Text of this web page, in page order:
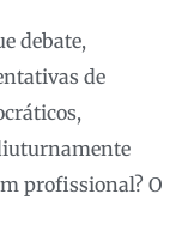
debate,
de
profissional? O